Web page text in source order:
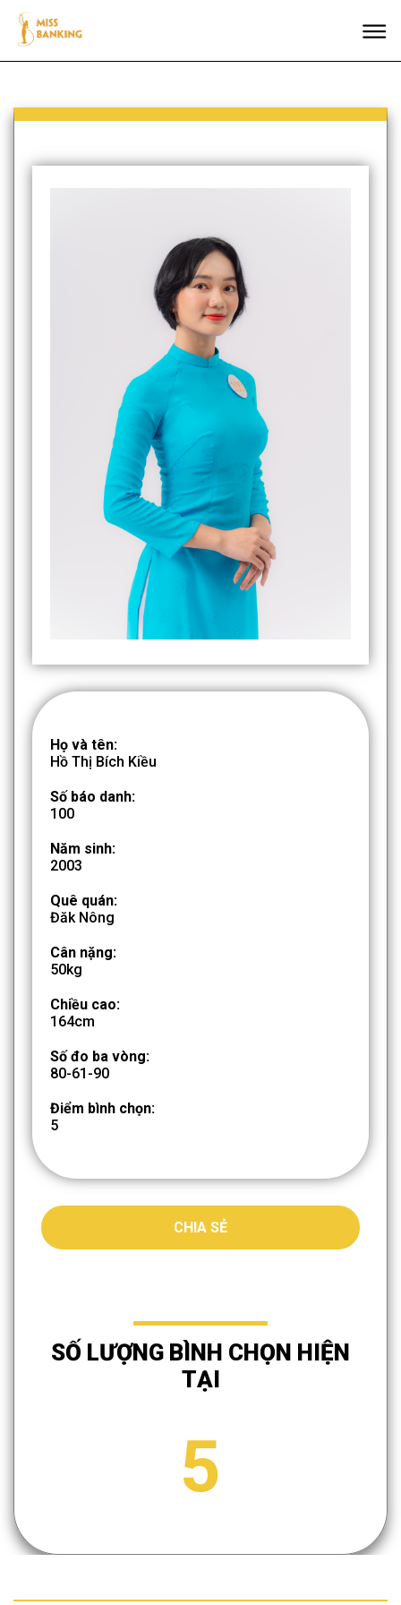
Họ và tên:
Hồ Thị Bích Kiều
Số báo danh:
100
Năm sinh:
2003
Quê quán:
Đăk Nông
Cân nặng:
50kg
Chiều cao:
164cm
Số đo ba vòng:
80-61-90
Điểm bình chọn:
5
CHIA SẺ
SỐ LƯỢNG BÌNH CHỌN HIỆN
TẠI
5